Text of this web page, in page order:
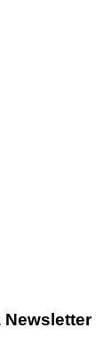
Newsletter